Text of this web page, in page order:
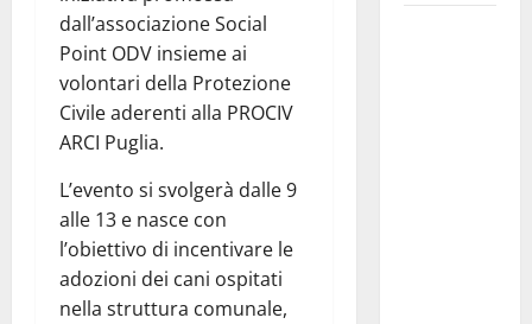
dall’associazione Social
Point ODV insieme ai
volontari della Protezione
Civile aderenti alla PROCIV
ARCI Puglia.
L’evento si svolgerà dalle 9
alle 13 e nasce con
l’obiettivo di incentivare le
adozioni dei cani ospitati
nella struttura comunale,